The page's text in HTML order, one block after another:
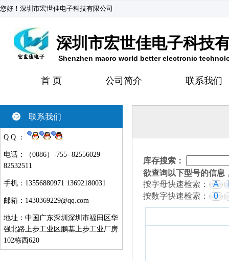
您好！深圳市宏世佳电子科技有限公司
深圳市宏世佳电子科技
Shenzhen macro world better electronic
首 页 公司简介 联系我们
联系我们
Q Q ：
电话：（0086）-755- 82556029
82532511
手机：13556880971 13692180031
邮箱： 1430369229@qq.com
地址：中国广东深圳深圳市福田区华
强北路上步工业区鹏基上步工业厂房
102栋西620
库存搜索：
欲查询以下型号的信息
按字母快速检索：
A
按数字快速检索：
0